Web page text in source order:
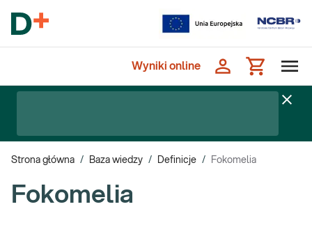
Wyniki online
Strona główna / Baza wiedzy / Definicje / Fokomelia
Fokomelia